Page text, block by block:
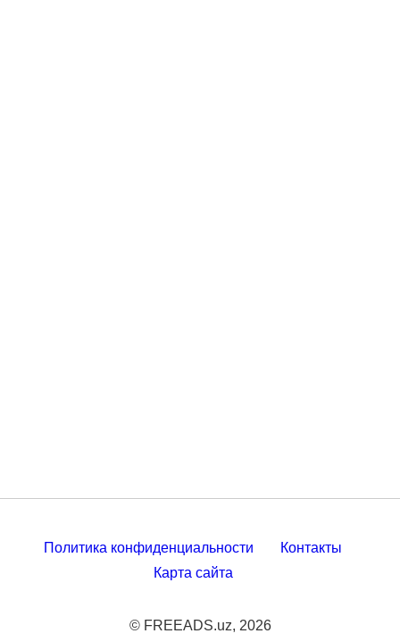
Политика конфиденциальности
Контакты
Карта сайта
© FREEADS.uz, 2026